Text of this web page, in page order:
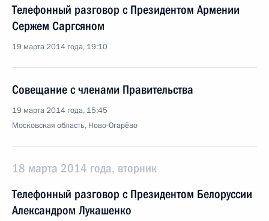
Телефонный разговор с Президентом Армении
Сержем Саргсяном
19 марта 2014 года, 19:10
Совещание с членами Правительства
19 марта 2014 года, 15:45
Московская область, Ново-Огарёво
18 марта 2014 года, вторник
Телефонный разговор с Президентом Белоруссии
Александром Лукашенко